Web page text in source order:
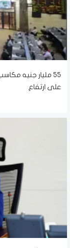
55 مليار جنيه
على ارتفاع